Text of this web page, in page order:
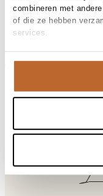
combineren met
of die ze hebben
services.
Materiaal
Reiniging
Maatadvies
Pasvorm (broeken)
Productdetails
Variantnummer
Variantnaam
Patroon
Zakken
Bij Orangebag
bestellingen worden
zodat je jouw pakket
verzonden!
het plaatsen van een